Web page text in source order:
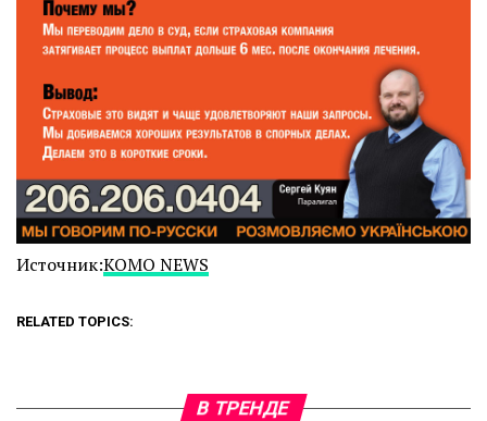
Источник:KOMO NEWS
RELATED TOPICS:
В ТРЕНДЕ